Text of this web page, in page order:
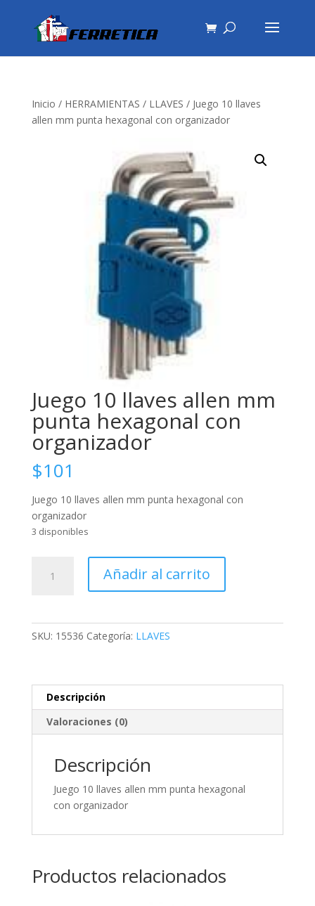
Inicio / HERRAMIENTAS / LLAVES / Juego 10 llaves
allen mm punta hexagonal con organizador
Juego 10 llaves allen mm
punta hexagonal con
organizador
$101
Juego 10 llaves allen mm punta hexagonal con
organizador
3 disponibles
organizador
cantidad
Añadir al carrito
SKU: 15536 Categoría: LLAVES
Descripción
Valoraciones (0)
Descripción
Juego 10 llaves allen mm punta hexagonal
con organizador
Productos relacionados